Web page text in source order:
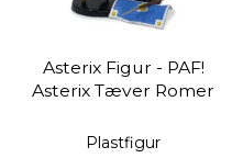
Asterix Figur - PAF!
Asterix Tæver Romer
Plastfigur